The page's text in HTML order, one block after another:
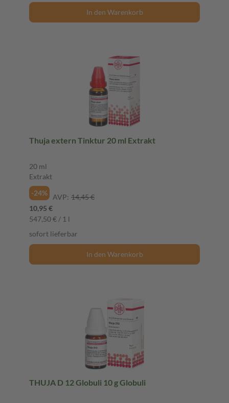
In den Warenkorb
Thuja extern Tinktur 20 ml Extrakt
20 ml
Extrakt
-24%
AVP: 14,45 €
10,95 €
547,50 € / 1 l
sofort lieferbar
In den Warenkorb
THUJA D 12 Globuli 10 g Globuli